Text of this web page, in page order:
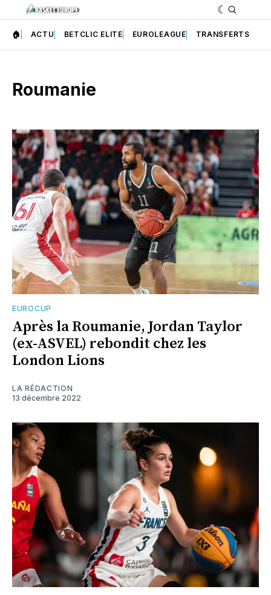
🏠 ACTU BETCLIC ELITE EUROLEAGUE TRANSFERTS
Roumanie
EUROCUP
Après la Roumanie, Jordan Taylor
(ex-ASVEL) rebondit chez les
London Lions
LA RÉDACTION
13 décembre 2022